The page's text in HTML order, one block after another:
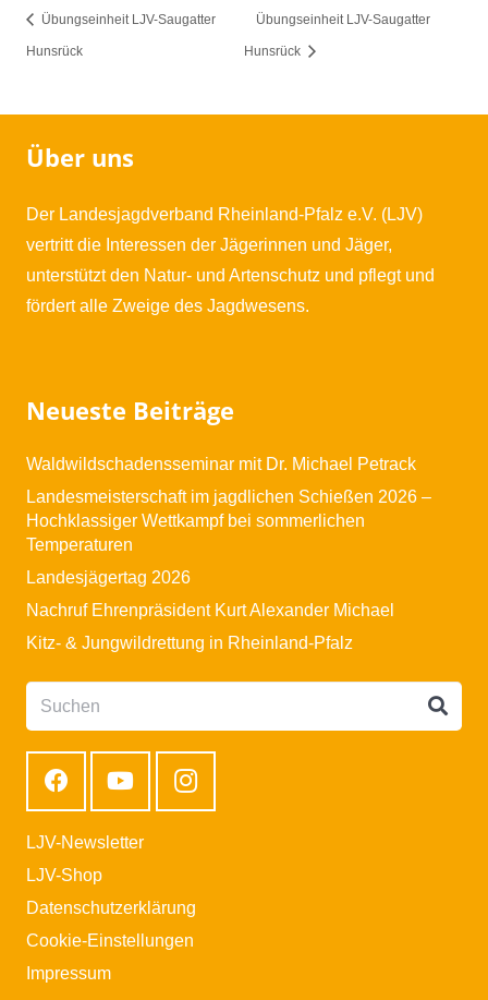
Übungseinheit LJV-Saugatter
Hunsrück
Übungseinheit LJV-Saugatter
Hunsrück
Über uns
Der Landesjagdverband Rheinland-Pfalz e.V. (LJV)
vertritt die Interessen der Jägerinnen und Jäger,
unterstützt den Natur- und Artenschutz und pflegt und
fördert alle Zweige des Jagdwesens.
Neueste Beiträge
Waldwildschadensseminar mit Dr. Michael Petrack
Landesmeisterschaft im jagdlichen Schießen 2026 –
Hochklassiger Wettkampf bei sommerlichen
Temperaturen
Landesjägertag 2026
Nachruf Ehrenpräsident Kurt Alexander Michael
Kitz- & Jungwildrettung in Rheinland-Pfalz
LJV-Newsletter
LJV-Shop
Datenschutzerklärung
Cookie-Einstellungen
Impressum